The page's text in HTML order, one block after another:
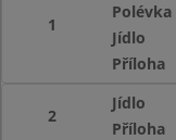
1
Polévka
Jídlo
Příloha
2
Jídlo
Příloha